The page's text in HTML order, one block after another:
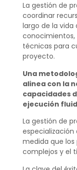
La gestión de
coordinar
largo de la vida
conocimientos,
técnicas para
proyecto.
Una
alinea con la
capacidades
ejecución
La gestión de
medida que
complejos y el